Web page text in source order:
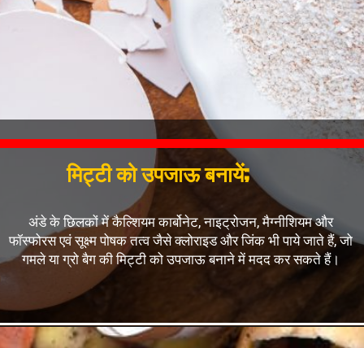
मिट्टी को उपजाऊ बनायें;
अंडे के छिलकों में कैल्शियम कार्बोनेट, नाइट्रोजन, मैग्नीशियम और
फॉस्फोरस एवं सूक्ष्म पोषक तत्व जैसे क्लोराइड और जिंक भी पाये जाते हैं, जो
गमले या ग्रो बैग की मिट्टी को उपजाऊ बनाने में मदद कर सकतेहैं।